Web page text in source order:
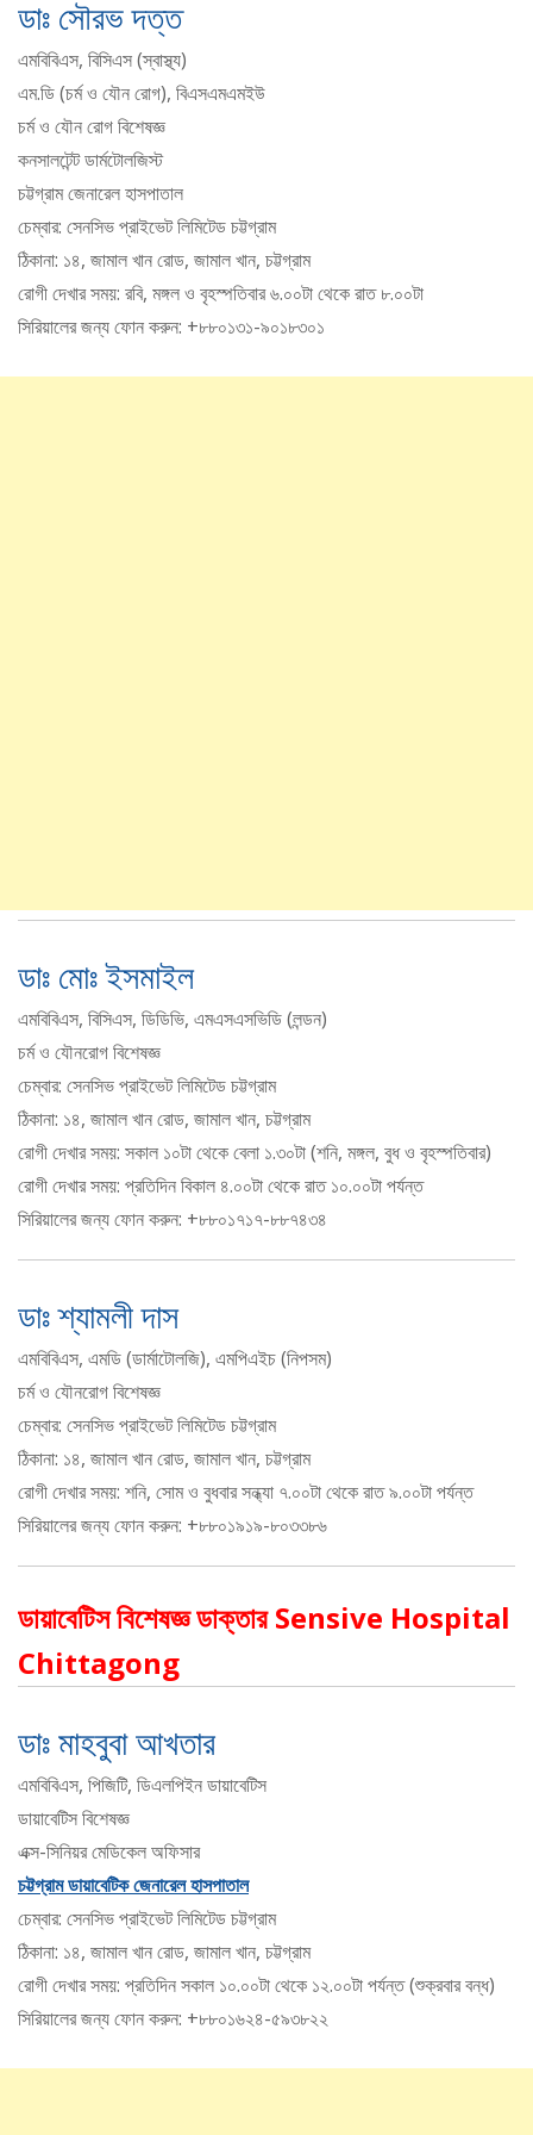
ডাঃ সৌরভ দত্ত
এমবিবিএস, বিসিএস (স্বাস্থ্য)
এম.ডি (চর্ম ও যৌন রোগ), বিএসএমএমইউ
চর্ম ও যৌন রোগ বিশেষজ্ঞ
কনসালটেন্ট ডার্মটোলজিস্ট
চট্টগ্রাম জেনারেল হাসপাতাল
চেম্বার: সেনসিভ প্রাইভেট লিমিটেড চট্টগ্রাম
ঠিকানা: ১৪, জামাল খান রোড, জামাল খান, চট্টগ্রাম
রোগী দেখার সময়: রবি, মঙ্গল ও বৃহস্পতিবার ৬.০০টা থেকে রাত ৮.০০টা
সিরিয়ালের জন্য ফোন করুন: +৮৮০১৩১-৯০১৮৩০১
ডাঃ মোঃ ইসমাইল
এমবিবিএস, বিসিএস, ডিডিভি, এমএসএসভিডি (লন্ডন)
চর্ম ও যৌনরোগ বিশেষজ্ঞ
চেম্বার: সেনসিভ প্রাইভেট লিমিটেড চট্টগ্রাম
ঠিকানা: ১৪, জামাল খান রোড, জামাল খান, চট্টগ্রাম
রোগী দেখার সময়: সকাল ১০টা থেকে বেলা ১.৩০টা (শনি, মঙ্গল, বুধ ও বৃহস্পতিবার)
রোগী দেখার সময়: প্রতিদিন বিকাল ৪.০০টা থেকে রাত ১০.০০টা পর্যন্ত
সিরিয়ালের জন্য ফোন করুন: +৮৮০১৭১৭-৮৮৭৪৩৪
ডাঃ শ্যামলী দাস
এমবিবিএস, এমডি (ডার্মাটোলজি), এমপিএইচ (নিপসম)
চর্ম ও যৌনরোগ বিশেষজ্ঞ
চেম্বার: সেনসিভ প্রাইভেট লিমিটেড চট্টগ্রাম
ঠিকানা: ১৪, জামাল খান রোড, জামাল খান, চট্টগ্রাম
রোগী দেখার সময়: শনি, সোম ও বুধবার সন্ধ্যা ৭.০০টা থেকে রাত ৯.০০টা পর্যন্ত
সিরিয়ালের জন্য ফোন করুন: +৮৮০১৯১৯-৮০৩৩৮৬
ডায়াবেটিস বিশেষজ্ঞ ডাক্তার Sensive Hospital
Chittagong
ডাঃ মাহবুবা আখতার
এমবিবিএস, পিজিটি, ডিএলপিইন ডায়াবেটিস
ডায়াবেটিস বিশেষজ্ঞ
এক্স-সিনিয়র মেডিকেল অফিসার
চট্টগ্রাম ডায়াবেটিক জেনারেল হাসপাতাল
চেম্বার: সেনসিভ প্রাইভেট লিমিটেড চট্টগ্রাম
ঠিকানা: ১৪, জামাল খান রোড, জামাল খান, চট্টগ্রাম
রোগী দেখার সময়: প্রতিদিন সকাল ১০.০০টা থেকে ১২.০০টা পর্যন্ত (শুক্রবার বন্ধ)
সিরিয়ালের জন্য ফোন করুন: +৮৮০১৬২৪-৫৯৩৮২২